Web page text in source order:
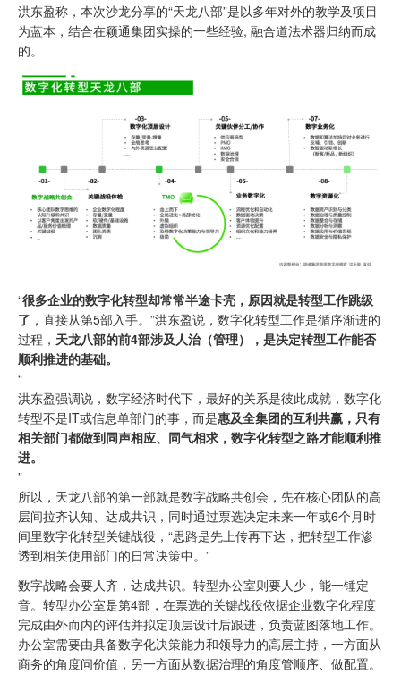
洪东盈称，本次沙龙分享的“天龙八部”是以多年对外的教学及项目
为蓝本，结合在颖通集团实操的一些经验, 融合道法术器归纳而成
的。
“很多企业的数字化转型却常常半途卡壳，原因就是转型工作跳级
了 ，直接从第5部入手。”洪东盈说，数字化转型工作是循序渐进的
过程， 天龙八部的前4部涉及人治（管理），是决定转型工作能否
顺利推进的基础。
“
洪东盈强调说，数字经济时代下，最好的关系是彼此成就，数字化
转型不是IT或信息单部门的事，而是惠及全集团的互利共赢，只有
相关部门都做到同声相应、同气相求，数字化转型之路才能顺利推
进。
”
所以，天龙八部的第一部就是数字战略共创会，先在核心团队的高
层间拉齐认知、达成共识，同时通过票选决定未来一年或6个月时
间里数字化转型关键战役，“思路是先上传再下达，把转型工作渗
透到相关使用部门的日常决策中。”
数字战略会要人齐，达成共识。转型办公室则要人少，能一锤定
音。转型办公室是第4部，在票选的关键战役依据企业数字化程度
完成由外而内的评估并拟定顶层设计后跟进，负责蓝图落地工作。
办公室需要由具备数字化决策能力和领导力的高层主持，一方面从
商务的角度问价值，另一方面从数据治理的角度管顺序、做配置。